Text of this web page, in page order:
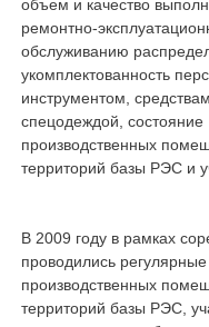
объем и качество
ремонтно-
обслуживанию
укомплектованность
инструментом,
спецодеждой, состояние
производственных
территорий базы РЭС и
В 2009 году в рамках
проводились
производственных
территорий базы РЭС,